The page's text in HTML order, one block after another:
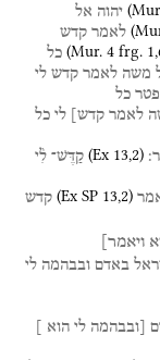
( יהוה אל
( לאמר קדש
(Mur. 4 frg. 1, כל
משה לאמר קדש לי
כל
לאמר קדש] לי כל
(Ex 13,2) קַדֶּשׁ־ לִ֨י
(Ex SP 13,2)
קדש
ויאמר]
באדם ובבהמה לי
[ובבהמה לי הוא